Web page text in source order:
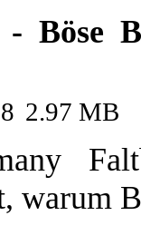
Böse
2.97 MB
warum